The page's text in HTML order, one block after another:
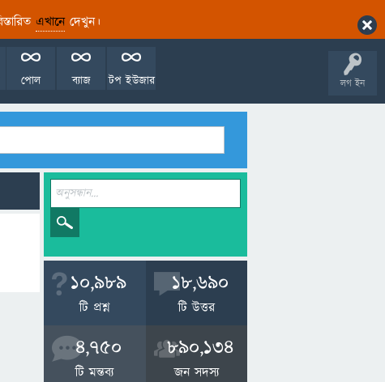
এখানেদেখুন।
লগ ইন
টপ ইউজার
ব্যাজ
পোল
10,989
টি প্রশ্ন
18,690
টি উত্তর
4,750
টি মন্তব্য
890,134
জন সদস্য